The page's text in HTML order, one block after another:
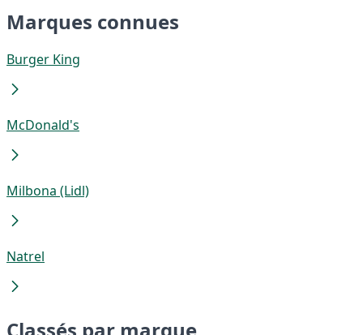
Marques connues
Burger King
McDonald's
Milbona (Lidl)
Natrel